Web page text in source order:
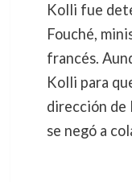
Kolli fue
Fouché,
francés.
Kolli para
dirección de
se negó a